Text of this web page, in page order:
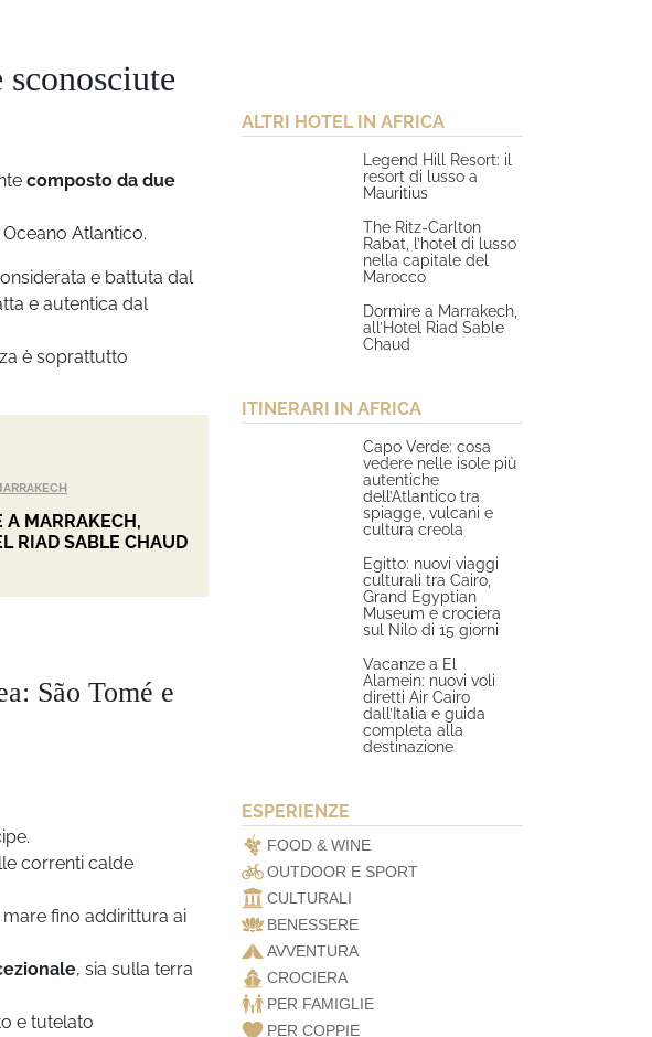
composto da due
Atlantico.
e battuta dal
e autentica dal
è soprattutto
A MARRAKECH,
RIAD SABLE CHAUD
São Tomé e
correnti calde
fino addirittura ai
, sia sulla terra
e tutelato
ALTRI HOTEL IN AFRICA
Legend Hill Resort: il
resort di lusso a
Mauritius
The Ritz-Carlton
Rabat, l’hotel di lusso
nella capitale del
Marocco
Dormire a Marrakech,
all’Hotel Riad Sable
Chaud
ITINERARI IN AFRICA
Capo Verde: cosa
vedere nelle isole più
autentiche
dell’Atlantico tra
spiagge, vulcani e
cultura creola
Egitto: nuovi viaggi
culturali tra Cairo,
Grand Egyptian
Museum e crociera
sul Nilo di 15 giorni
Vacanze a El
Alamein: nuovi voli
diretti Air Cairo
dall’Italia e guida
completa alla
destinazione
ESPERIENZE
FOOD & WINE
OUTDOOR E SPORT
CULTURALI
BENESSERE
AVVENTURA
CROCIERA
PER FAMIGLIE
PER COPPIE